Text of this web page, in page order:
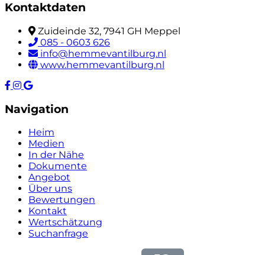
Kontaktdaten
Zuideinde 32, 7941 GH Meppel
085 - 0603 626
info@hemmevantilburg.nl
www.hemmevantilburg.nl
Navigation
Heim
Medien
In der Nähe
Dokumente
Angebot
Über uns
Bewertungen
Kontakt
Wertschätzung
Suchanfrage